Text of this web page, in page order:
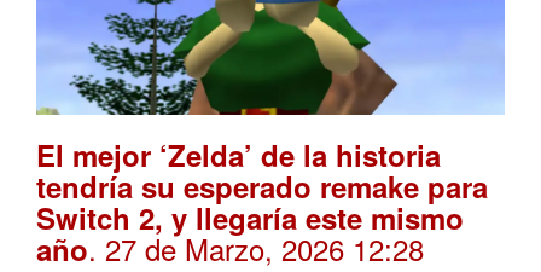
El mejor ‘Zelda’ de la historia
tendría su esperado remake para
Switch 2, y llegaría este mismo
año. 27 de Marzo, 2026 12:28